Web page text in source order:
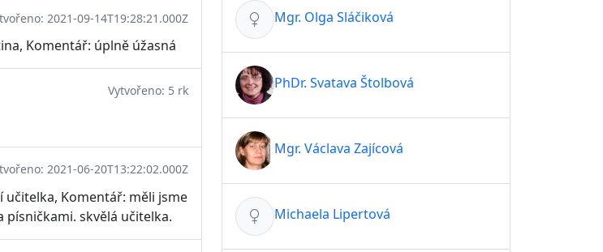
2021-09-14T19:28:21.000Z
Komentář: úplně úžasná
Vytvořeno: 5 rk
2021-06-20T13:22:02.000Z
učitelka, Komentář: měli jsme
písničkami. skvělá učitelka.
Mgr. Olga Sláčiková
PhDr. Svatava Štolbová
Mgr. Václava Zajícová
Michaela Lipertová